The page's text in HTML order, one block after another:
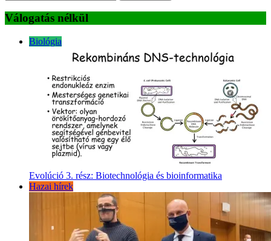
Válogatás nélkül
Biológia
Evolúció 3. rész: Biotechnológia és bioinformatika
Hazai hírek